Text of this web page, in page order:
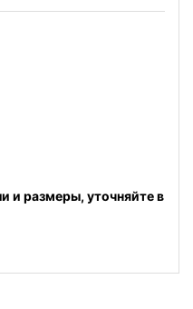
и размеры, уточняйте в